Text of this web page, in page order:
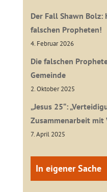
Der Fall Shawn
falschen Propheten!
4. Februar 2026
Die falschen
Gemeinde
2. Oktober 2025
„Jesus 25“:
Zusammenarbeit
7. April 2025
In eigener Sache